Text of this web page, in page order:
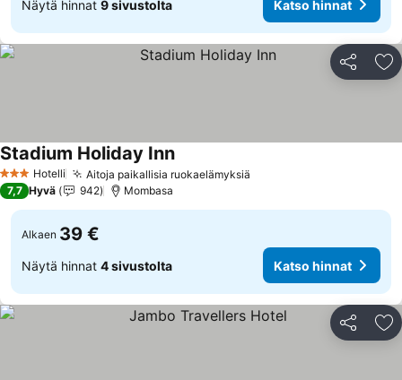
Näytä hinnat 9 sivustolta Katso hinnat
Jaa
3 Tähtiluokitus
Hotelli Aitoja paikallisia ruokaelämyksiä
Stadium Holiday InnKatso hinnat
7,7 Hyvä 942 Mombasa
Alkaen 39 €
Näytä hinnat 4 sivustolta Katso hinnat
Jaa